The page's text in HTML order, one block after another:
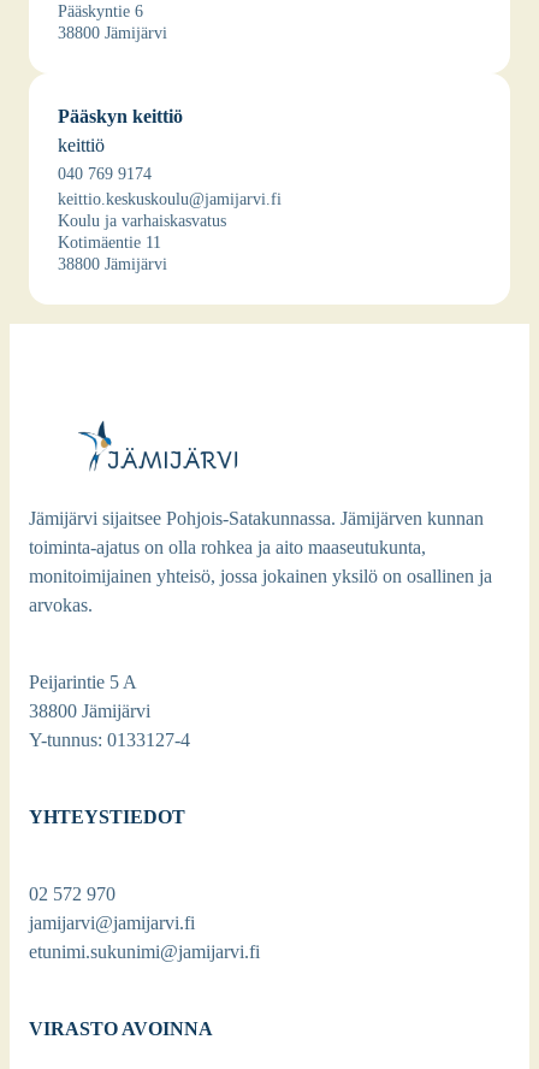
Pääs­kyn­tie 6
38800 Jämi­jär­vi
Pääs­kyn keit­tiö
keit­tiö
040 769 9174
keittio.keskuskoulu@jamijarvi.fi
Kou­lu ja var­hais­kas­va­tus
Koti­mäen­tie 11
38800 Jämi­jär­vi
Jämijärvi sijaitsee Pohjois-Satakunnassa. Jämijärven kunnan
toiminta-ajatus on olla rohkea ja aito maaseutukunta,
monitoimijainen yhteisö, jossa jokainen yksilö on osallinen ja
arvokas.
Peijarintie 5 A
38800 Jämijärvi
Y-tunnus: 0133127-4
YHTEYSTIEDOT
02 572 970
jamijarvi@jamijarvi.fi
etunimi.sukunimi@jamijarvi.fi
VIRASTO AVOINNA